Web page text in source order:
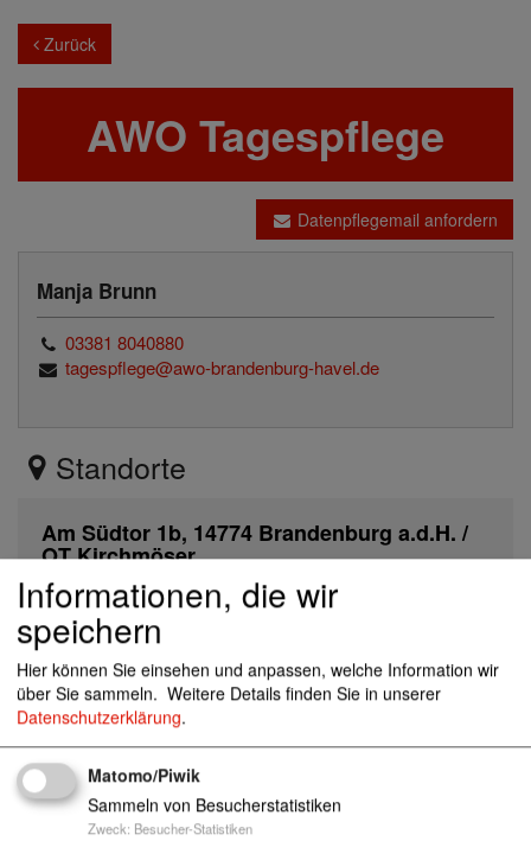
Zurück
AWO Tagespflege
Datenpflegemail anfordern
Manja Brunn
03381 8040880
tagespflege@awo-brandenburg-havel.de
Standorte
Am Südtor 1b, 14774 Brandenburg a.d.H. /
OT Kirchmöser
tagespflege@awo-brandenburg-havel.de
03381 8040880
http://awo-brandenburg-havel.de/altenhilfe/t
agespflege/ueber-uns.html
03381 8040882
Informationen, die wir
speichern
Hier können Sie einsehen und anpassen, welche Information wir
über Sie sammeln. Weitere Details finden Sie in unserer
Datenschutzerklärung.
Matomo/Piwik
Sammeln von Besucherstatistiken
Zweck: Besucher-Statistiken